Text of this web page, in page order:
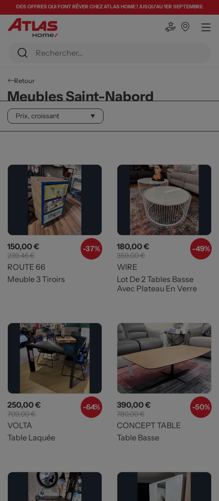
DES OFFRES QUI FONT RÊVER CHEZ ATLAS HOME ! JUSQU'AU 1ER SEPTEMBRE
Retour
Meubles Saint-Nabord
-37%
Prix
150,00 € Prix de base
239,46 €
ROUTE 66
Meuble 3 Tiroirs
-49%
Prix
180,00 € Prix de base
359,00 €
WIRE
Lot De 2 Tables Basse
Avec Plateau En Verre
-64%
Prix
250,00 € Prix de base
709,00 €
VOLTA
Table Laquée
-50%
Prix
390,00 € Prix de base
780,00 €
CONCEPT TABLE
Table Basse